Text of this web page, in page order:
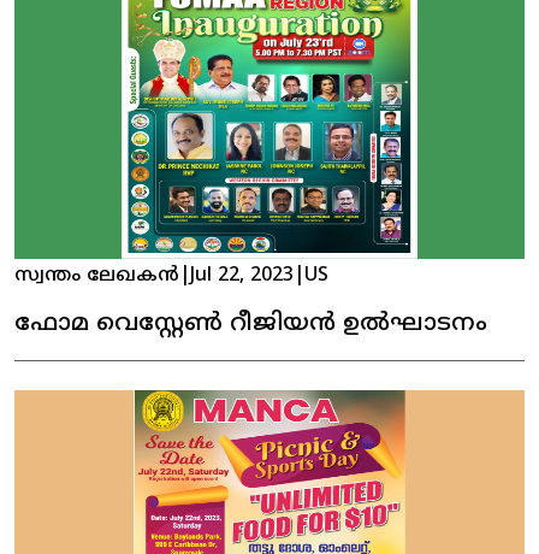
സ്വന്തം ലേഖകൻ |Jul 22, 2023 US
ഫോമ വെസ്റ്റേൺ റീജിയൻ ഉൽഘാടനം